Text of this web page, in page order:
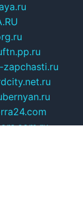
ftn.pp.ru
zapchasti.ru